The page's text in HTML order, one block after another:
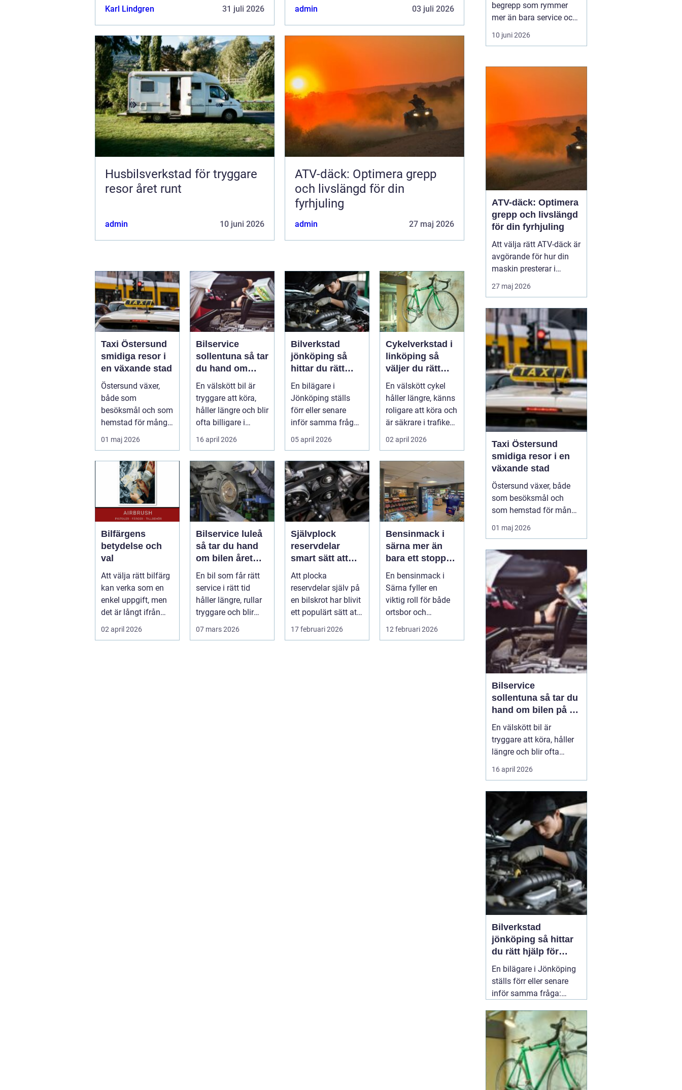
Karl Lindgren 31 juli 2026 admin 03 juli 2026
Husbilsverkstad för tryggare
resor året runt
admin 10 juni 2026
ATV-däck: Optimera grepp
och livslängd för din
fyrhjuling
admin 27 maj 2026
Taxi Östersund
smidiga resor i
en växande stad
Östersund växer,
både som
besöksmål och som
hemstad för många
pendlare, studenter
och företagare. En...
01 maj 2026
Bilservice
sollentuna så tar
du hand om
bilen på ett
En välskött bil är
tryggare att köra,
håller längre och blir
ofta billigare i
längden. För många
bil...
16 april 2026
Bilverkstad
jönköping så
hittar du rätt
hjälp för bilen
En bilägare i
Jönköping ställs
förr eller senare
inför samma fråga:
vilken verkstad tar
bäst hand om...
05 april 2026
Cykelverkstad i
linköping så
väljer du rätt
service för din
cykel
En välskött cykel
håller längre, känns
roligare att köra och
är säkrare i trafiken.
För många som cy...
02 april 2026
Bilfärgens
betydelse och
val
Att välja rätt bilfärg
kan verka som en
enkel uppgift, men
det är långt ifrån
bara ett estetiskt
bes...
02 april 2026
Bilservice luleå
så tar du hand
om bilen året
runt
En bil som får rätt
service i rätt tid
håller längre, rullar
tryggare och blir
07 mars 2026
Självplock
reservdelar
smart sätt att
hitta billiga
bildelar
Att plocka
reservdelar själv på
en bilskrot har blivit
ett populärt sätt att
både spara pengar
17 februari 2026
Bensinmack i
särna mer än
bara ett stopp
för att tanka
En bensinmack i
Särna fyller en
viktig roll för både
ortsbor och
förbipasserande.
12 februari 2026
begrepp som rymmer
mer än bara service och
reparationer. En välskött
husbil ger trygghet,
vägen. G...
10 juni 2026
ATV-däck: Optimera
grepp och livslängd
för din fyrhjuling
Att välja rätt ATV-däck är
avgörande för hur din
maskin presterar i
vardagen, oavsett om du
arbetar i skogen eller kör
däck gör stor skillnad för
säkerhet...
27 maj 2026
Taxi Östersund
smidiga resor i en
växande stad
Östersund växer, både
som besöksmål och
som hemstad för många
pendlare, studenter och
företagare. En pålitlig
bara ett bekvämt sätt att
ta sig från punkt A till
punkt B. För många
handlar det om att få
vardagen att fungera,
01 maj 2026
Bilservice
sollentuna så tar du
hand om bilen på ett
smart sätt
En välskött bil är
tryggare att köra, håller
längre och blir ofta
billigare i längden. För
många bilägare i
service inte bara om att
följa serviceboken, utan
om att kunna lita på
bilen varje dag oavsett
om den rullar till jobbet,
...
16 april 2026
Bilverkstad
jönköping så hittar
du rätt hjälp för
bilen
En bilägare i Jönköping
ställs förr eller senare
inför samma fråga:
hand om bilen, utan att
kostnaderna skenar och
garantier försvinner?
Valet av05 april 2026